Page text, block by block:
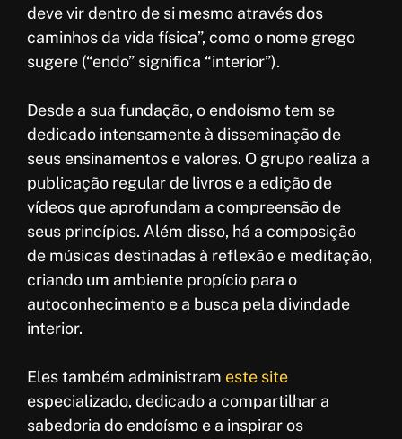
deve vir dentro de si mesmo através dos
caminhos da vida física”, como o nome grego
sugere (“endo” significa “interior”).
Desde a sua fundação, o endoísmo tem se
dedicado intensamente à disseminação de
seus ensinamentos e valores. O grupo realiza a
publicação regular de livros e a edição de
vídeos que aprofundam a compreensão de
seus princípios. Além disso, há a composição
de músicas destinadas à reflexão e meditação,
criando um ambiente propício para o
autoconhecimento e a busca pela divindade
interior.
Eles também administram este site
especializado, dedicado a compartilhar a
sabedoria do endoísmo e a inspirar os